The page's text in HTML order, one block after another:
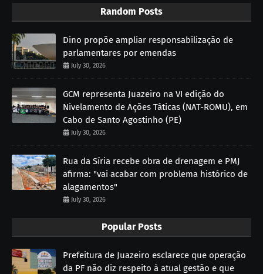
Random Posts
Dino propõe ampliar responsabilização de
parlamentares por emendas
July 30, 2026
GCM representa Juazeiro na VI edição do
Nivelamento de Ações Táticas (NAT-ROMU), em
Cabo de Santo Agostinho (PE)
July 30, 2026
Rua da Síria recebe obra de drenagem e PMJ
afirma: "vai acabar com problema histórico de
alagamentos"
July 30, 2026
Popular Posts
Prefeitura de Juazeiro esclarece que operação
da PF não diz respeito à atual gestão e que